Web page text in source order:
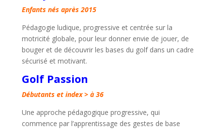
Enfants nés après 2015
Pédagogie ludique, progressive et centrée sur la
motricité globale, pour leur donner envie de jouer, de
bouger et de découvrir les bases du golf dans un cadre
sécurisé et motivant.
Golf Passion
Débutants et index > à 36
Une approche pédagogique progressive, qui
commence par l’apprentissage des gestes de base